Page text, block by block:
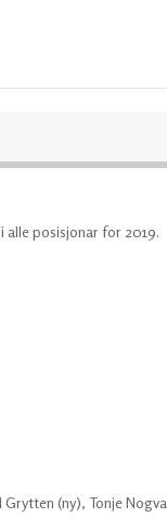
posisjonar for 2019.
Grytten (ny), Tonje Nogva